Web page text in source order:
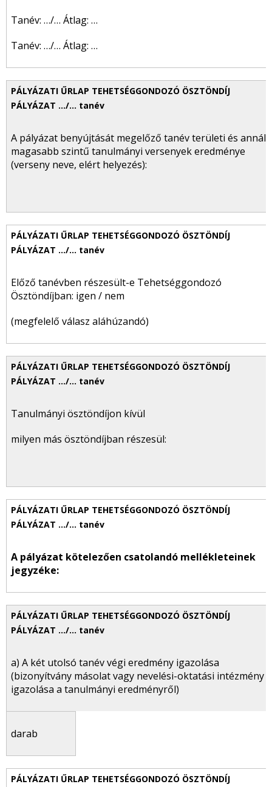
Tanév: …/… Átlag: …
Tanév: …/… Átlag: …
A pályázat benyújtását megelőző tanév területi és annál
magasabb szintű tanulmányi versenyek eredménye
(verseny neve, elért helyezés):
Előző tanévben részesült-e Tehetséggondozó
Ösztöndíjban: igen / nem
(megfelelő válasz aláhúzandó)
Tanulmányi ösztöndíjon kívül
milyen más ösztöndíjban részesül:
A pályázat kötelezően csatolandó mellékleteinek
jegyzéke:
a) A két utolsó tanév végi eredmény igazolása
(bizonyítvány másolat vagy nevelési-oktatási intézmény
igazolása a tanulmányi eredményről)
darab